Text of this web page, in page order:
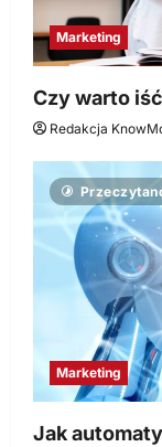
Marketing
Czy warto
Redakcja
Marketing
Jak